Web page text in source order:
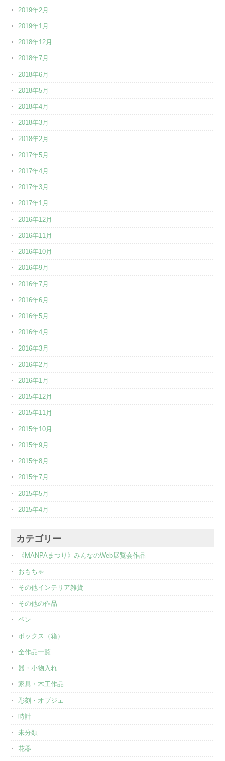
2019年2月
2019年1月
2018年12月
2018年7月
2018年6月
2018年5月
2018年4月
2018年3月
2018年2月
2017年5月
2017年4月
2017年3月
2017年1月
2016年12月
2016年11月
2016年10月
2016年9月
2016年7月
2016年6月
2016年5月
2016年4月
2016年3月
2016年2月
2016年1月
2015年12月
2015年11月
2015年10月
2015年9月
2015年8月
2015年7月
2015年5月
2015年4月
カテゴリー
《MANPAまつり》みんなのWeb展覧会作品
おもちゃ
その他インテリア雑貨
その他の作品
ペン
ボックス（箱）
全作品一覧
器・小物入れ
家具・木工作品
彫刻・オブジェ
時計
未分類
花器